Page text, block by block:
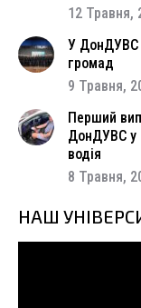
12 Травня,
У ДонДУВС
громад
9 Травня,
Перший
ДонДУВС у
водія
8 Травня,
НАШ